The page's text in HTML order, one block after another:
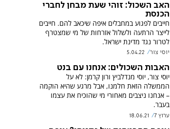
האב השכול: זוהי שעת מבחן לחברי
הכנסת
חייבים לפגוע במחבלים איפה שיכאב להם. חייבים
לייצר הרתעה ולשלול אזרחות של מי שמצטרף
לטרור נגד מדינת ישראל.
יוסי צור 5.04.22
האבות השכולים: אנחנו עם בנט
יוסי צור, יוסי מנדלביץ ורון קרמן: לא על
הממשלה הזאת חלמנו, אבל מרגע שהיא הוקמה
– אנחנו ניצבים מאחורי מי שהוכיח את עצמו
בעבר.
ערוץ 7 18.06.21